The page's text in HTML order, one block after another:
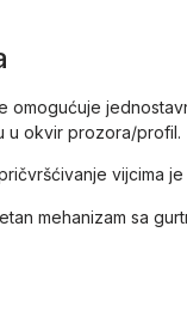
omogućuje
u okvir prozora/profil.
vijcima
mehanizam sa